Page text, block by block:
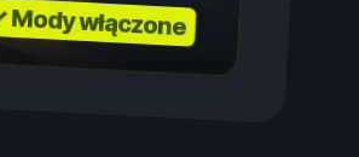
Mody włączone